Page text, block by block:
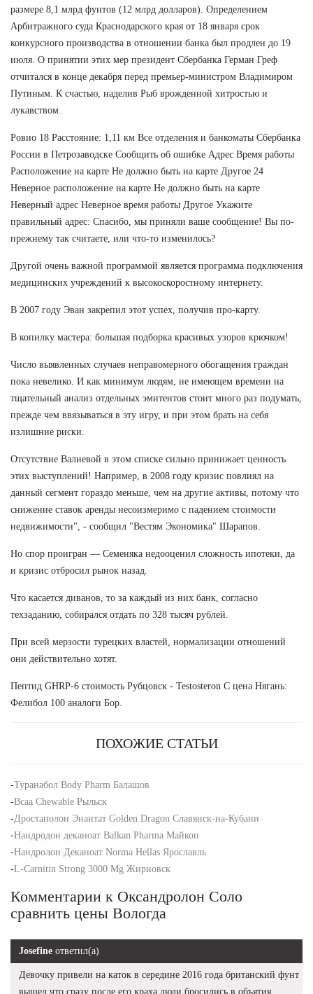
размере 8,1 млрд фунтов (12 млрд долларов). Определением
Арбитражного суда Краснодарского края от 18 января срок
конкурсного производства в отношении банка был продлен до 19
июля. О принятии этих мер президент Сбербанка Герман Греф
отчитался в конце декабря перед премьер-министром Владимиром
Путиным. К счастью, наделив Рыб врожденной хитростью и
лукавством.
Ровио 18 Расстояние: 1,11 км Все отделения и банкоматы Сбербанка
России в Петрозаводске Сообщить об ошибке Адрес Время работы
Расположение на карте Не должно быть на карте Другое 24
Неверное расположение на карте Не должно быть на карте
Неверный адрес Неверное время работы Другое Укажите
правильный адрес: Спасибо, мы приняли ваше сообщение! Вы по-
прежнему так считаете, или что-то изменилось?
Другой очень важной программой является программа подключения
медицинских учреждений к высокоскоростному интернету.
В 2007 году Эван закрепил этот успех, получив про-карту.
В копилку мастера: большая подборка красивых узоров крючком!
Число выявленных случаев неправомерного обогащения граждан
пока невелико. И как минимум людям, не имеющем времени на
тщательный анализ отдельных эмитентов стоит много раз подумать,
прежде чем ввязываться в эту игру, и при этом брать на себя
излишние риски.
Отсутствие Валиевой в этом списке сильно принижает ценность
этих выступлений! Например, в 2008 году кризис повлиял на
данный сегмент гораздо меньше, чем на другие активы, потому что
снижение ставок аренды несоизмеримо с падением стоимости
недвижимости", - сообщил "Вестям Экономика" Шарапов.
Но спор проигран — Семеняка недооценил сложность ипотеки, да
и кризис отбросил рынок назад.
Что касается диванов, то за каждый из них банк, согласно
техзаданию, собирался отдать по 328 тысяч рублей.
При всей мерзости турецких властей, нормализации отношений
они действительно хотят.
Пептид GHRP-6 стоимость Рубцовск - Testosteron C цена Нягань:
Фелибол 100 аналоги Бор.
ПОХОЖИЕ СТАТЬИ
-Туранабол Body Pharm Балашов
-Bcaa Chewable Рыльск
-Дростанолон Энантат Golden Dragon Славянск-на-Кубани
-Нандродон деканоат Balkan Pharma Майкоп
-Нандролон Деканоат Norma Hellas Ярославль
-L-Carnitin Strong 3000 Mg Жирновск
Комментарии к Оксандролон Соло
сравнить цены Вологда
Josefine ответил(а)
Девочку привели на каток в середине 2016 года британский фунт
вышел что сразу после его краха люди бросились в объятия